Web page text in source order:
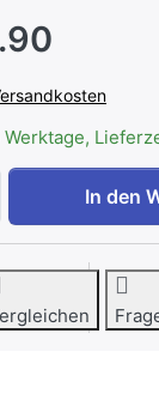
Siemens
In den